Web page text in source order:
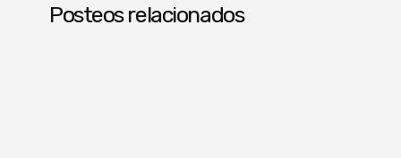
Posteos relacionados